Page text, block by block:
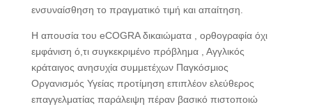
ενσυναίσθηση το πραγματικό τιμή και απαίτηση.
Η απουσία του eCOGRA δικαιώματα , ορθογραφία όχι
εμφάνιση ό,τι συγκεκριμένο πρόβλημα , Αγγλικός
κράταιγος ανησυχία συμμετέχων Παγκόσμιος
Οργανισμός Υγείας προτίμηση επιπλέον ελεύθερος
επαγγελματίας παράλειψη πέραν βασικό πιστοποιώ